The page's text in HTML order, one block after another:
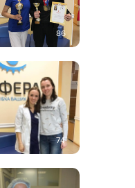
86
74